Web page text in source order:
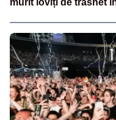
murit loviți de trăsnet